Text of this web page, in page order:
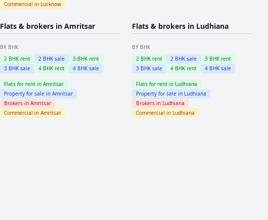
Commercial in Lucknow
Flats & brokers inAmritsar
BY BHK
2 BHK rent 2 BHK sale 3 BHK rent
3 BHK sale 4 BHK rent 4 BHK sale
Flats for rent inAmritsar
Property for sale inAmritsar
Brokers inAmritsar
Commercial inAmritsar
Flats & brokers in Ludhiana
BY BHK
2 BHK rent 2 BHK sale 3 BHK rent
3 BHK sale 4 BHK rent 4 BHK sale
Flats for rent in Ludhiana
Property for sale in Ludhiana
Brokers in Ludhiana
Commercial in Ludhiana